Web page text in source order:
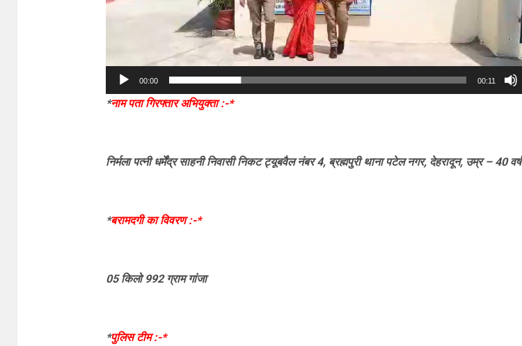
00:00 00:11
*नाम पता गिरफ्तार अभियुक्ता :-*
निर्मला पत्नी धर्मेंद्र साहनी निवासी निकट ट्यूबवैल नंबर 4, ब्रह्मपुरी थाना पटेल नगर, देहरादून, उम्र – 40 वर्ष
*बरामदगी का विवरण :-*
05 किलो 992 ग्राम गांजा
*पुलिस टीम :-*